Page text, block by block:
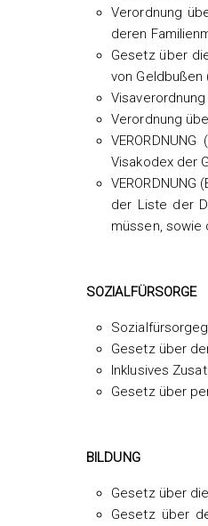
Verordnung
deren
Gesetz über
von Geldbußen
Visaverordnung
Verordnung
Visakodex der
VERORDNUNG
der Liste der
müssen, sowie
SOZIALFÜRSORGE
Gesetz über
Inklusives
Gesetz über
BILDUNG
Gesetz über
Gesetz über